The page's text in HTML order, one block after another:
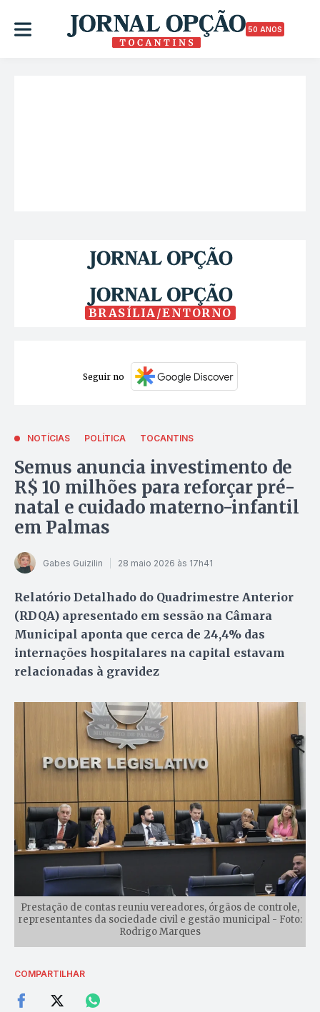
50 ANOS
BRASÍLIA/ENTORNO
Seguir no
NOTÍCIAS POLÍTICA TOCANTINS
Semus anuncia investimento de
R$ 10 milhões para reforçar pré-
natal e cuidado materno-infantil
em Palmas
Gabes Guizilin 28 maio 2026 às 17h41
Relatório Detalhado do Quadrimestre Anterior
(RDQA) apresentado em sessão na Câmara
Municipal aponta que cerca de 24,4% das
internações hospitalares na capital estavam
relacionadas à gravidez
Prestação de contas reuniu vereadores, órgãos de controle,
representantes da sociedade civil e gestão municipal - Foto:
Rodrigo Marques
COMPARTILHAR